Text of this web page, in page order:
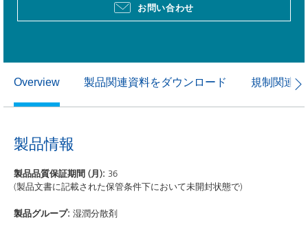
お問い合わせ
Overview 製品関連資料をダウンロード 規制関連
製品情報
製品品質保証期間 (月): 36
(製品文書に記載された保管条件下において未開封状態で)
製品グループ: 湿潤分散剤